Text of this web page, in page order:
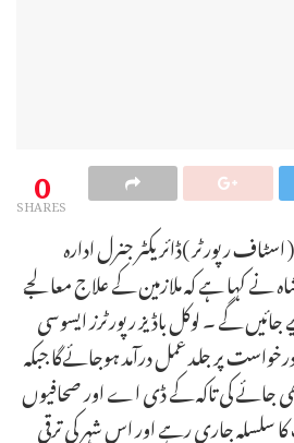
0
SHARES
رپورٹر )ڈائریکٹر جنرل ادارہ
نے کہا ہے کہ ملازمین کے علاج معالجے
گے ۔ لوکل باڈیز رپورٹرز ایسوسی
پر جلد عمل درآمد ہوجائےگا جبکہ
رکھی جائے کی تاکہ کے ڈی اے اور صحافیوں
سلسلہ جاری رہے اور اس شہر کی ترقی